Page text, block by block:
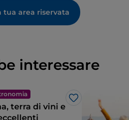
tua area riservata
interessare
Like
terra di vini e